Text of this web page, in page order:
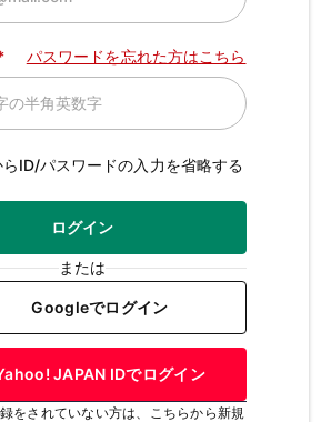
パスワードを忘れた方はこちら
らID/パスワードの入力を省略する
ログイン
または
Googleでログイン
JAPAN IDでログイン
をされていない方は、こちらから新規